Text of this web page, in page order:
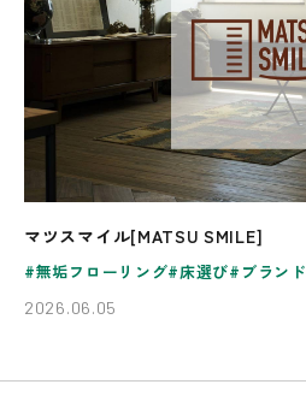
マツスマイル[MATSU SMILE]
無垢フローリング 床選び ブランド
2026.06.05